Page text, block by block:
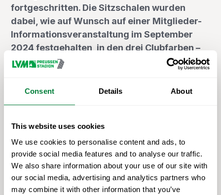
Consent Details About
This website uses cookies
We use cookies to personalise content and ads, to
provide social media features and to analyse our traffic.
We also share information about your use of our site with
our social media, advertising and analytics partners who
may combine it with other information that you’ve
fortgeschritten. Die Sitzschalen wurden
dabei, wie auf Wunsch auf einer Mitglieder-
Informationsveranstaltung im September
2024 festgehalten, in den drei Clubfarben –
Schwarz, Weiß und Grün – angebracht. In den
grün gehalten. Alle Sitzschalen sind
Sitzschalen zum Beispiel, dass sie einen
eigens durch den SCP festgelegten Farbcode
abbilden.
Ebenfalls gut zu erkennen und vor allem
spannend zu verfolgen waren die Arbeiten am